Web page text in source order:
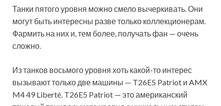
Танки пятого уровня можно смело вычеркивать. Они
могут быть интересны разве только коллекционерам.
Фармить на них и, тем более, получать фан — очень
сложно.
Из танков восьмого уровня хоть какой-то интерес
вызывают только две машины — T26E5 Patriot и AMX
M4 49 Liberté. T26E5 Patriot — это американский